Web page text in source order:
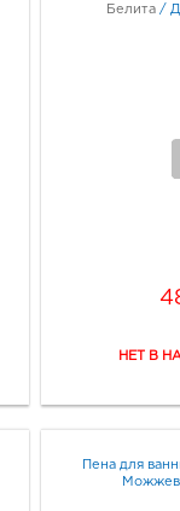
Белита /
Пена для